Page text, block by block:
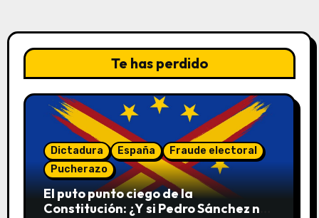
Te has perdido
Dictadura España
Fraude electoral
Pucherazo
El puto punto ciego de la
Constitución: ¿Y si Pedro Sánchez no